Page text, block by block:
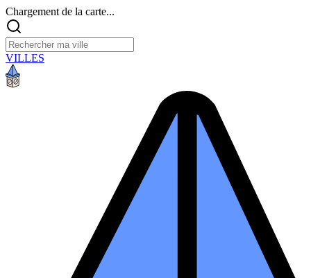
Chargement de la carte...
VILLES